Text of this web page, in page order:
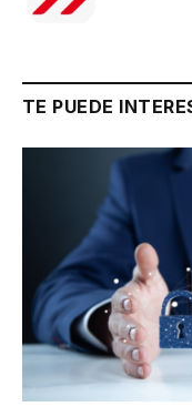
TE PUEDE